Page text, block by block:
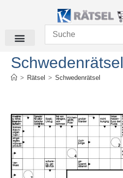
Schwedenrätsel
> Rätsel > Schwedenrätsel